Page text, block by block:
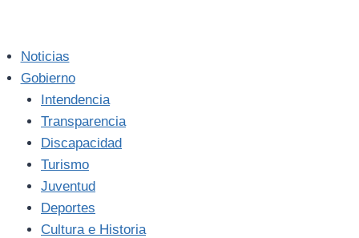
Noticias
Gobierno
Intendencia
Transparencia
Discapacidad
Turismo
Juventud
Deportes
Cultura e Historia